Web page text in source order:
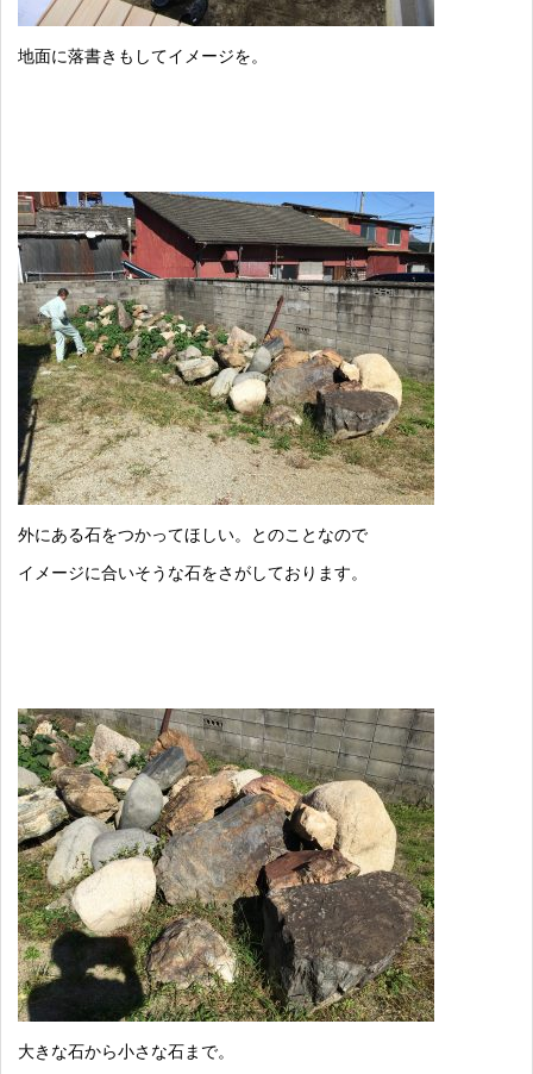
地面に落書きもしてイメージを。
外にある石をつかってほしい。とのことなので
イメージに合いそうな石をさがしております。
大きな石から小さな石まで。